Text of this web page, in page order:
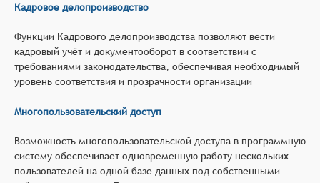
Кадровое делопроизводство
Функции Кадрового делопроизводства позволяют вести
кадровый учёт и документооборот в соответствии с
требованиями законодательства, обеспечивая необходимый
уровень соответствия и прозрачности организации
Многопользовательский доступ
Возможность многопользовательской доступа в программную
систему обеспечивает одновременную работу нескольких
пользователей на одной базе данных под собственными